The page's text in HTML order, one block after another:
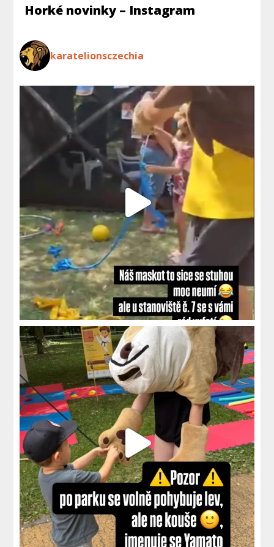
Horké novinky – Instagram
karatelionsczechia